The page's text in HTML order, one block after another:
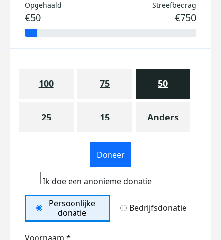
Opgehaald
€50
Streefbedrag
€750
100 75 50
25 15 Anders
Doneer
Ik doe een anonieme donatie
Persoonlijke
donatie
Bedrijfsdonatie
Voornaam *